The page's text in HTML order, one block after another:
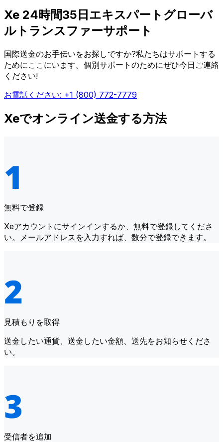
Xe 24時間35日エキスパートグローバ
ルトランスファーサポート
国際送金のお手伝いをお探しですか?私たちはサポートする
ためにここにいます。個別サポートのためにぜひ今日ご連絡
ください!
お電話ください: +1 (800) 772-7779
Xeでオンライン送金する方法
無料で登録
Xeアカウントにサインインするか、無料で登録してくださ
い。メールアドレスを入力すれば、数分で登録できます。
見積もりを取得
送金したい通貨、送金したい金額、送先をお知らせくださ
い。
受信者を追加